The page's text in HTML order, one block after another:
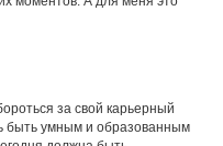
за свой карьерный
быть умным и образованным